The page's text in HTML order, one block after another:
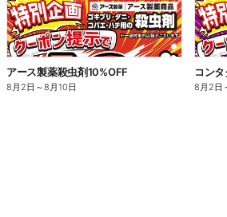
アース製薬殺虫剤10%OFF
8月2日 ～8月10日
コンタ
8月2日